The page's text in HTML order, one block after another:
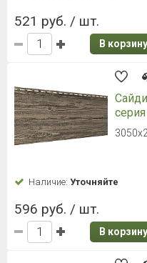
521 руб. / шт.
В корзину
Наличие: Уточняйте
596 руб. / шт.
В корзину